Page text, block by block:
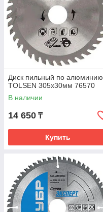
Диск пильный по алюминию
TOLSEN 305x30мм 76570
В наличии
14 650 ₸
Купить